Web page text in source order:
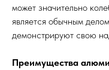
может значительно
является обычным
демонстрируют свою
Преимущества